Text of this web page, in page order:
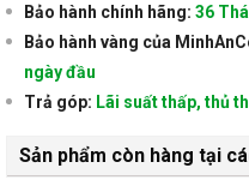
Bảo hành chính hãng: 36
Bảo hành vàng của
ngày đầu
Trả góp: Lãi suất thấp, thủ
Sản phẩm còn hàng tại